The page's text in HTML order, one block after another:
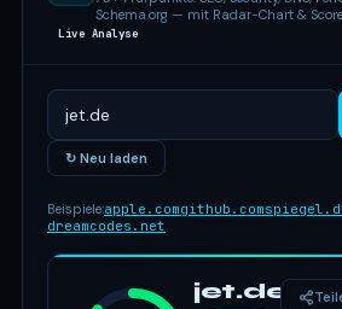
Schema.org — mit Radar-Chart &
Live Analyse
↻ Neu laden
Beispiele:apple.comgithub.com
dreamcodes.net
jet.de